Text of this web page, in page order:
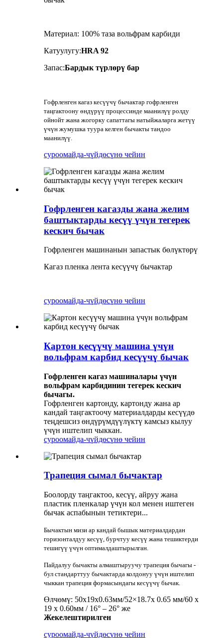
Материал: 100% таза вольфрам карбиди
Катуулугу:HRA 92
Запас:Бардык түрлөрү бар
Гофрленген кагаз кесүүчү бычактар ​​гофрленген
таңгактоону өндүрүү процессинде маанилүү ролду
ойнойт жана жогорку сапаттагы натыйжаларга жетүү
үчүн жумушка туура келген бычакты тандоо
маанилүү.
суроомайда-чүйдөсүнө чейин
Гофрленген кагазды жана желим
баштыктарды кесүү үчүн тегерек
кескич бычак
Гофрленген машинанын запастык бөлүктөрү
Кагаз пленка лента кесүүчү бычактар
суроомайда-чүйдөсүнө чейин
Картон кесүүчү машина үчүн
вольфрам карбид кесүүчү бычак
Гофрленген кагаз машиналары үчүн
вольфрам карбидинин тегерек кескич
бычагы.
Гофрленген картонду, картонду жана ар
кандай таңгактоочу материалдарды кесүүдө
теңдешсиз өндүрүмдүүлүктү камсыз кылуу
үчүн иштелип чыккан.
суроомайда-чүйдөсүнө чейин
Трапеция сымал бычактар
Боолорду таңгактоо, кесүү, айруу жана
пластик пленкалар үчүн кол менен иштеген
бычак аспабынын тетиктери...
Бычактын мизи ар кандай бышык материалдардан
горизонталдуу кесүү, бурчтуу кесүү жана тешиктерди
тешигүү үчүн оптималдаштырылган.
Пайдалуу бычакты алмаштыруучу трапеция бычагы -
бул стандарттуу бычактарда колдонуу үчүн иштелип
чыккан трапеция формасындагы кесүүчү бычак.
Өлчөмү: 50x19x0.63мм/52×18.7x 0.65 мм/60 x
19 x 0.60мм / 16° – 26° же
Жекелештирилген
суроомайда-чүйдөсүнө чейин